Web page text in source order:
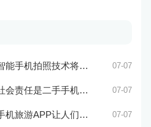
断升级，成为手机行业的重要趋势 07-07
手机市场的使命和价值所在 07-07
APP让人们轻松出行 07-07